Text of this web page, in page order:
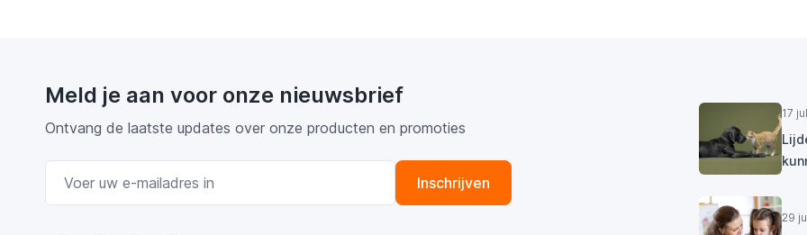
Meld je aan voor onze nieuwsbrief
Ontvang de laatste updates over onze producten en promoties
Inschrijven
17
29